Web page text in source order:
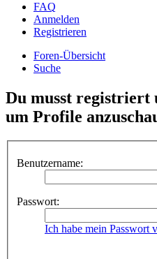
FAQ
Anmelden
Registrieren
Foren-Übersicht
Suche
Du musst registriert
um Profile
Benutzername:
Passwort:
Ich habe mein Passwort